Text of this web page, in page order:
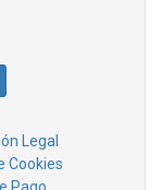
Legal
Cookies
Pago